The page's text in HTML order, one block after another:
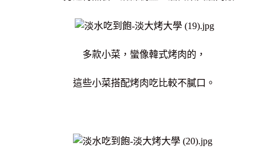
多款小菜，蠻像韓式烤肉的，
這些小菜搭配烤肉吃比較不膩口。